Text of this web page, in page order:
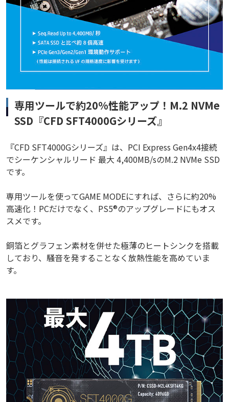
専用ツールで約20%性能アップ！M.2 NVMe
SSD『CFD SFT4000Gシリーズ』
『CFD SFT4000Gシリーズ』は、PCI Express Gen4x4接続
でシーケンシャルリード 最大 4,400MB/sのM.2 NVMe SSD
です。
専用ツールを使ってGAME MODEにすれば、さらに約20%
高速化！PCだけでなく、PS5®のアップグレードにもオス
スメです。
銅箔とグラフェン素材を併せた極薄のヒートシンクを搭載
しており、騒音を発することなく放熱性能を高めていま
す。